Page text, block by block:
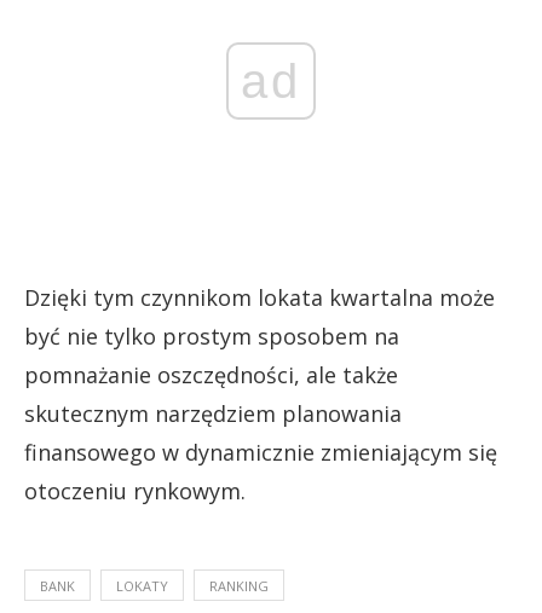
ad
Dzięki tym czynnikom lokata kwartalna może
być nie tylko prostym sposobem na
pomnażanie oszczędności, ale także
skutecznym narzędziem planowania
finansowego w dynamicznie zmieniającym się
otoczeniu rynkowym.
BANK LOKATY RANKING